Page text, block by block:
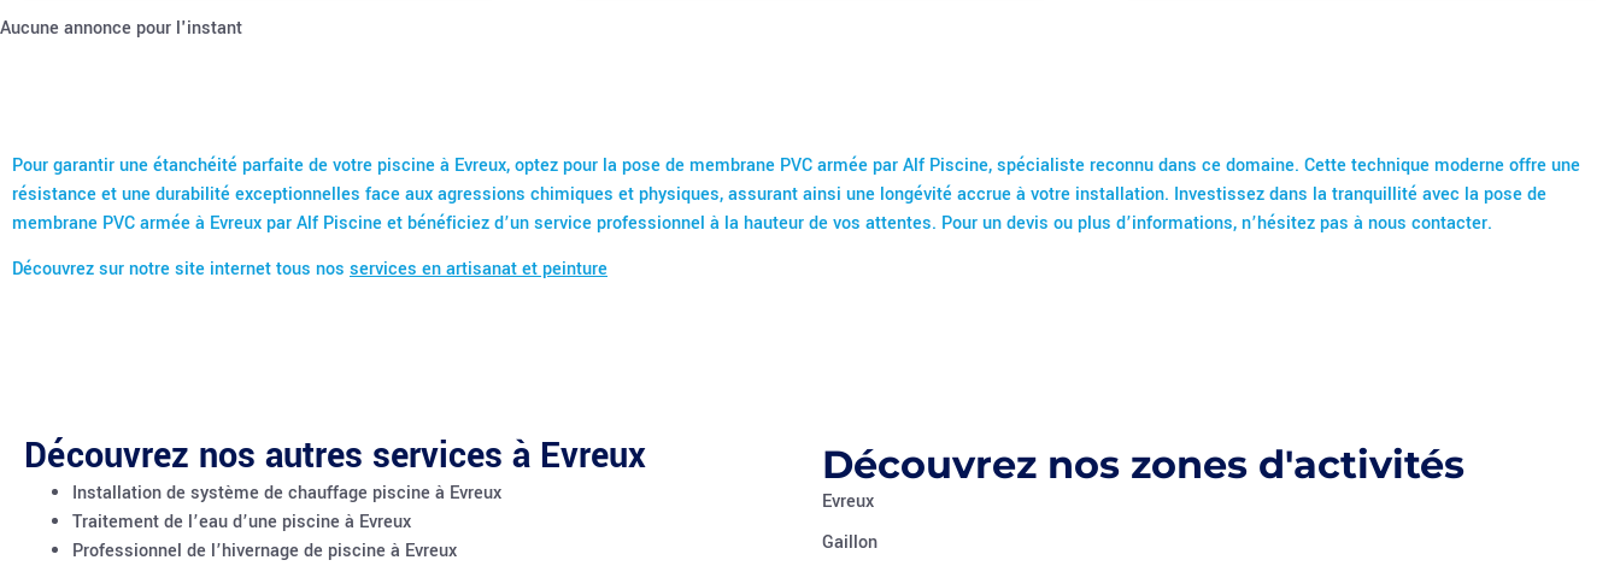
Aucune annonce pour l'instant
Pour garantir une étanchéité parfaite de votre piscine à Evreux, optez pour la pose de membrane PVC armée par Alf Piscine, spécialiste reconnu dans ce domaine. Cette technique moderne offre une
résistance et une durabilité exceptionnelles face aux agressions chimiques et physiques, assurant ainsi une longévité accrue à votre installation. Investissez dans la tranquillité avec la pose de
membrane PVC armée à Evreux par Alf Piscine et bénéficiez d’un service professionnel à la hauteur de vos attentes. Pour un devis ou plus d’informations, n’hésitez pas à nous contacter.
Découvrez sur notre site internet tous nos services en artisanat et peinture
Découvrez nos autres services à Evreux
Installation de système de chauffage piscine à Evreux
Traitement de l’eau d’une piscine à Evreux
Professionnel de l’hivernage de piscine à Evreux
Découvrez nos zones d'activités
Evreux
Gaillon